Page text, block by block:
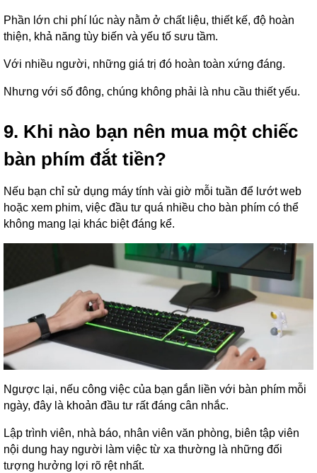
Phần lớn chi phí lúc này nằm ở chất liệu, thiết kế, độ hoàn
thiện, khả năng tùy biến và yếu tố sưu tầm.
Với nhiều người, những giá trị đó hoàn toàn xứng đáng.
Nhưng với số đông, chúng không phải là nhu cầu thiết yếu.
9. Khi nào bạn nên mua một chiếc
bàn phím đắt tiền?
Nếu bạn chỉ sử dụng máy tính vài giờ mỗi tuần để lướt web
hoặc xem phim, việc đầu tư quá nhiều cho bàn phím có thể
không mang lại khác biệt đáng kể.
Ngược lại, nếu công việc của bạn gắn liền với bàn phím mỗi
ngày, đây là khoản đầu tư rất đáng cân nhắc.
Lập trình viên, nhà báo, nhân viên văn phòng, biên tập viên
nội dung hay người làm việc từ xa thường là những đối
tượng hưởng lợi rõ rệt nhất.